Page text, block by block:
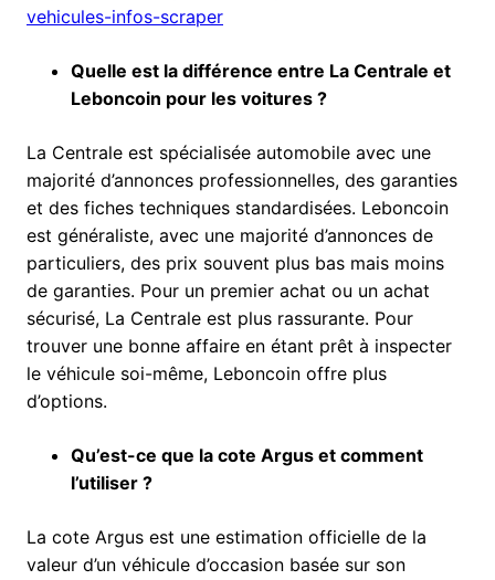
vehicules-infos-scraper
Quelle est la différence entre La Centrale et
Leboncoin pour les voitures ?
La Centrale est spécialisée automobile avec une
majorité d’annonces professionnelles, des garanties
et des fiches techniques standardisées. Leboncoin
est généraliste, avec une majorité d’annonces de
particuliers, des prix souvent plus bas mais moins
de garanties. Pour un premier achat ou un achat
sécurisé, La Centrale est plus rassurante. Pour
trouver une bonne affaire en étant prêt à inspecter
le véhicule soi-même, Leboncoin offre plus
d’options.
Qu’est-ce que la cote Argus et comment
l’utiliser ?
La cote Argus est une estimation officielle de la
valeur d’un véhicule d’occasion basée sur son